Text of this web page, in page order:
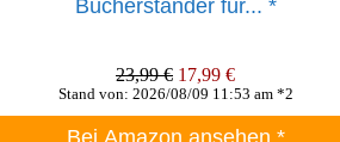
Bücherständer für... *
23,99 € 17,99 €
Stand von: 2026/08/09 11:53 am *2
Bei Amazon ansehen *